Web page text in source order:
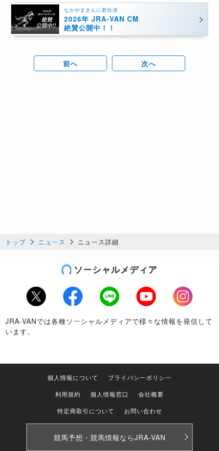
なかやまきんに君出演
2026年 JRA-VAN CM
絶賛公開中！！
前へ 次へ
トップ ニュース ニュース詳細
ソーシャルメディア
Twitter Facebook LINE Youtube
Instagram
JRA-VANでは各種ソーシャルメディアで様々な情報を発信して
います。
個人情報について
プライバシーポリシー
利用規約
個人情報窓口
会社概要
特定商取引について
お問い合わせ
競馬予想・競馬情報ならJRA-VAN